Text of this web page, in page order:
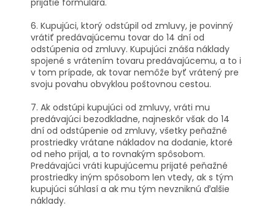
prijatie formulára.
6. Kupujúci, ktorý odstúpil od zmluvy, je povinný
vrátiť predávajúcemu tovar do 14 dní od
odstúpenia od zmluvy. Kupujúci znáša náklady
spojené s vrátením tovaru predávajúcemu, a to i
v tom prípade, ak tovar nemôže byť vrátený pre
svoju povahu obvyklou poštovnou cestou.
7. Ak odstúpi kupujúci od zmluvy, vráti mu
predávajúci bezodkladne, najneskôr však do 14
dní od odstúpenie od zmluvy, všetky peňažné
prostriedky vrátane nákladov na dodanie, ktoré
od neho prijal, a to rovnakým spôsobom.
Predávajúci vráti kupujúcemu prijaté peňažné
prostriedky iným spôsobom len vtedy, ak s tým
kupujúci súhlasí a ak mu tým nevzniknú ďalšie
náklady.